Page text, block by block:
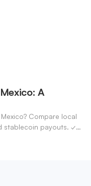
A
Compare local
stablecoin payouts. ✓